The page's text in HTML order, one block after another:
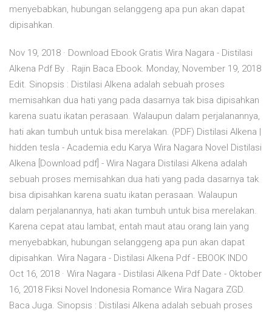
menyebabkan, hubungan selanggeng apa pun akan dapat
dipisahkan.
Nov 19, 2018 · Download Ebook Gratis Wira Nagara - Distilasi
Alkena Pdf By . Rajin Baca Ebook. Monday, November 19, 2018
Edit. Sinopsis : Distilasi Alkena adalah sebuah proses
memisahkan dua hati yang pada dasarnya tak bisa dipisahkan
karena suatu ikatan perasaan. Walaupun dalam perjalanannya,
hati akan tumbuh untuk bisa merelakan. (PDF) Distilasi Alkena |
hidden tesla - Academia.edu Karya Wira Nagara Novel Distilasi
Alkena [Download pdf] - Wira Nagara Distilasi Alkena adalah
sebuah proses memisahkan dua hati yang pada dasarnya tak
bisa dipisahkan karena suatu ikatan perasaan. Walaupun
dalam perjalanannya, hati akan tumbuh untuk bisa merelakan.
Karena cepat atau lambat, entah maut atau orang lain yang
menyebabkan, hubungan selanggeng apa pun akan dapat
dipisahkan. Wira Nagara - Distilasi Alkena Pdf - EBOOK INDO
Oct 16, 2018 · Wira Nagara - Distilasi Alkena Pdf Date - Oktober
16, 2018 Fiksi Novel Indonesia Romance Wira Nagara ZGD.
Baca Juga. Sinopsis : Distilasi Alkena adalah sebuah proses